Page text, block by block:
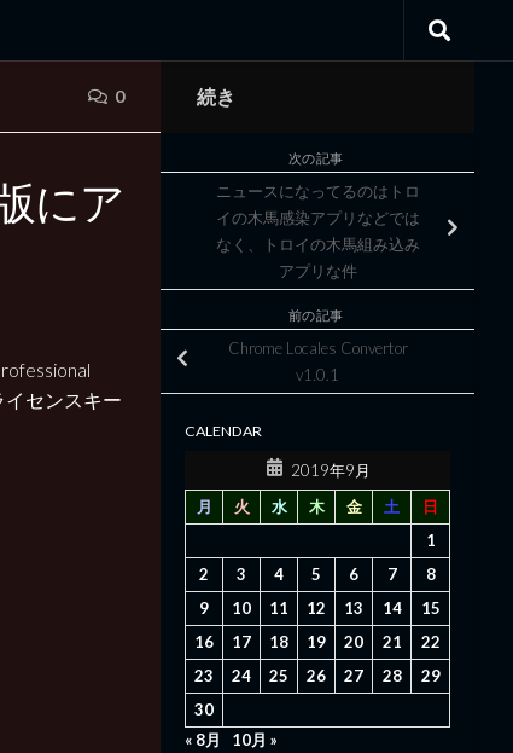
0
にア
イセンスキー
続き
次の記事
ニュースになってるのはトロ
イの木馬感染アプリなどでは
なく、トロイの木馬組み込み
アプリな件
前の記事
Chrome Locales Convertor
v1.0.1
CALENDAR
2019年9月
月
火 水 木 金 土
日
1
2
3 4 5 6 7
8
9
10 11 12 13 14
15
16
17 18 19 20 21
22
23
24 25 26 27 28
29
30
« 8月
10月 »